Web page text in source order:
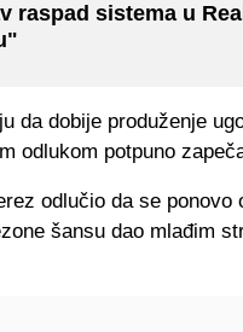
raspad sistema u
da dobije produženje
odlukom potpuno
odlučio da se ponovo
šansu dao mlađim